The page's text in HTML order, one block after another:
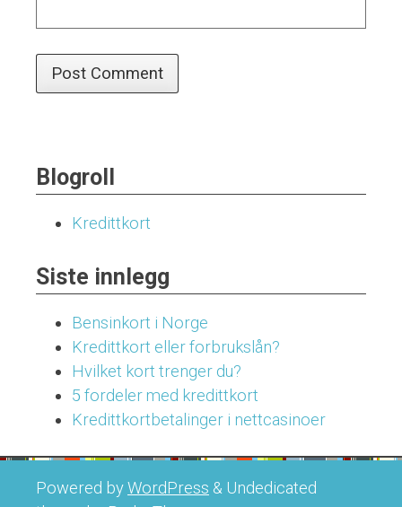
Blogroll
Kredittkort
Siste innlegg
Bensinkort i Norge
Kredittkort eller forbrukslån?
Hvilket kort trenger du?
5 fordeler med kredittkort
Kredittkortbetalinger i nettcasinoer
Powered byWordPress & Undedicated